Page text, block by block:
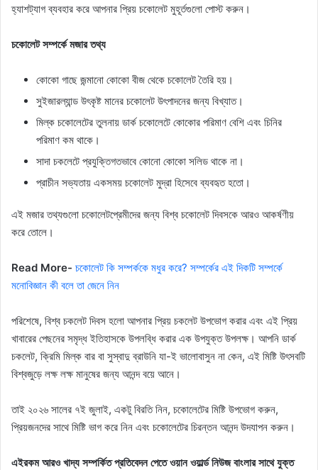
হ্যাশট্যাগ ব্যবহার করে আপনার প্রিয় চকোলেট মুহূর্তগুলো পোস্ট করুন।
চকোলেট সম্পর্কে মজার তথ্য
কোকো গাছে জন্মানো কোকো বীজ থেকে চকোলেট তৈরি হয়।
সুইজারল্যান্ড উৎকৃষ্ট মানের চকোলেট উৎপাদনের জন্য বিখ্যাত।
মিল্ক চকোলেটের তুলনায় ডার্ক চকোলেটে কোকোর পরিমাণ বেশি এবং চিনির
পরিমাণ কম থাকে।
সাদা চকলেটে প্রযুক্তিগতভাবে কোনো কোকো সলিড থাকে না।
প্রাচীন সভ্যতায় একসময় চকোলেট মুদ্রা হিসেবে ব্যবহৃত হতো।
এই মজার তথ্যগুলো চকোলেটপ্রেমীদের জন্য বিশ্ব চকোলেট দিবসকে আরও আকর্ষণীয়
করে তোলে।
Read More- চকোলেট কি সম্পর্ককে মধুর করে? সম্পর্কের এই দিকটি সম্পর্কে
মনোবিজ্ঞান কী বলে তা জেনে নিন
পরিশেষে, বিশ্ব চকলেট দিবস হলো আপনার প্রিয় চকলেট উপভোগ করার এবং এই প্রিয়
খাবারের পেছনের সমৃদ্ধ ইতিহাসকে উপলব্ধি করার এক উপযুক্ত উপলক্ষ। আপনি ডার্ক
চকলেট, ক্রিমি মিল্ক বার বা সুস্বাদু ব্রাউনি যা-ই ভালোবাসুন না কেন, এই মিষ্টি উৎসবটি
বিশ্বজুড়ে লক্ষ লক্ষ মানুষের জন্য আনন্দ বয়ে আনে।
তাই ২০২৬ সালের ৭ই জুলাই, একটু বিরতি নিন, চকোলেটের মিষ্টি উপভোগ করুন,
প্রিয়জনদের সাথে মিষ্টি ভাগ করে নিন এবং চকোলেটের চিরন্তন আনন্দ উদযাপন করুন।
এইরকম আরও খাদ্য সম্পর্কিত প্রতিবেদন পেতে ওয়ান ওয়ার্ল্ড নিউজ বাংলার সাথে যুক্ত